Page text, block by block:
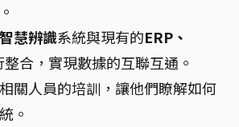
慧辨識系統與現有的ERP、
合，實現數據的互聯互通。
關人員的培訓，讓他們瞭解如何
。